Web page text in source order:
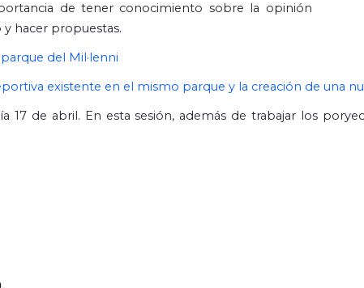
de tener conocimiento sobre la opinión
y hacer propuestas.
del Mil·lenni
existente en el mismo parque y la creación de una
17 de abril. En esta sesión, además de trabajar los